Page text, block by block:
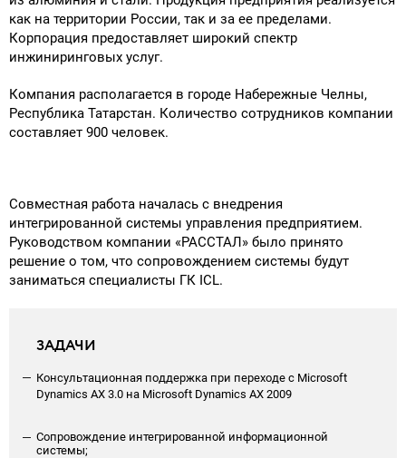
Поставка программного обеспечения и оборудования
как на территории России, так и за ее пределами.
Корпорация предоставляет широкий спектр
инжиниринговых услуг.
Компания располагается в городе Набережные Челны,
Республика Татарстан. Количество сотрудников компании
составляет 900 человек.
Совместная работа началась с внедрения
интегрированной системы управления предприятием.
Руководством компании «РАССТАЛ» было принято
решение о том, что сопровождением системы будут
заниматься специалисты ГК ICL.
ЗАДАЧИ
Консультационная поддержка при переходе с Microsoft
Dynamics AX 3.0 на Microsoft Dynamics AX 2009
Сопровождение интегрированной информационной
системы;